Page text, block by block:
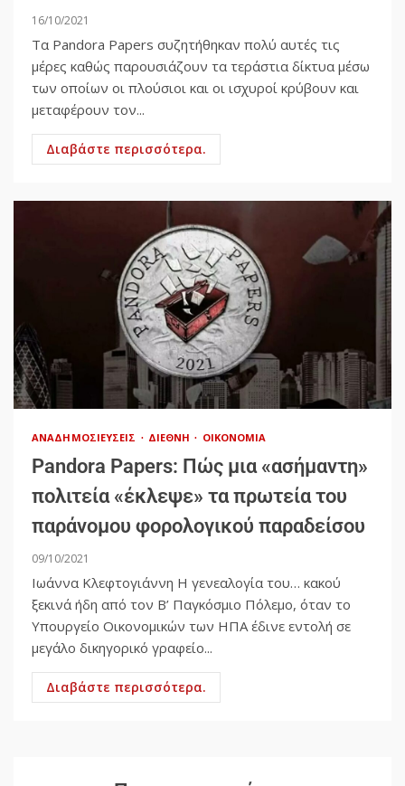
16/10/2021
Τα Pandora Papers συζητήθηκαν πολύ αυτές τις
μέρες καθώς παρουσιάζουν τα τεράστια δίκτυα μέσω
των οποίων οι πλούσιοι και οι ισχυροί κρύβουν και
μεταφέρουν τον...
Διαβάστε περισσότερα.
ΑΝΑΔΗΜΟΣΙΕΎΣΕΙΣ ΔΙΕΘΝΉ ΟΙΚΟΝΟΜΊΑ
Pandora Papers: Πώς μια «ασήμαντη»
πολιτεία «έκλεψε» τα πρωτεία του
παράνομου φορολογικού παραδείσου
09/10/2021
Ιωάννα Κλεφτογιάννη Η γενεαλογία του… κακού
ξεκινά ήδη από τον Β’ Παγκόσμιο Πόλεμο, όταν το
Υπουργείο Οικονομικών των ΗΠΑ έδινε εντολή σε
μεγάλο δικηγορικό γραφείο...
Διαβάστε περισσότερα.